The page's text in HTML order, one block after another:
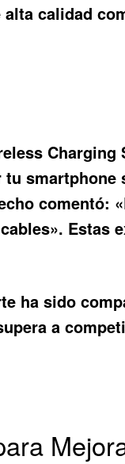
calidad
Charging
comentó:
Estas
ha sido
a